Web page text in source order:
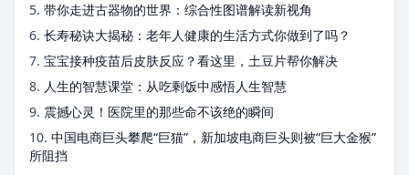
5. 带你走进古器物的世界：综合性图谱解读新视角
6. 长寿秘诀大揭秘：老年人健康的生活方式你做到了吗？
7. 宝宝接种疫苗后皮肤反应？看这里，土豆片帮你解决
8. 人生的智慧课堂：从吃剩饭中感悟人生智慧
9. 震撼心灵！医院里的那些命不该绝的瞬间
10. 中国电商巨头攀爬“巨猫”，新加坡电商巨头则被“巨大金猴”
所阻挡